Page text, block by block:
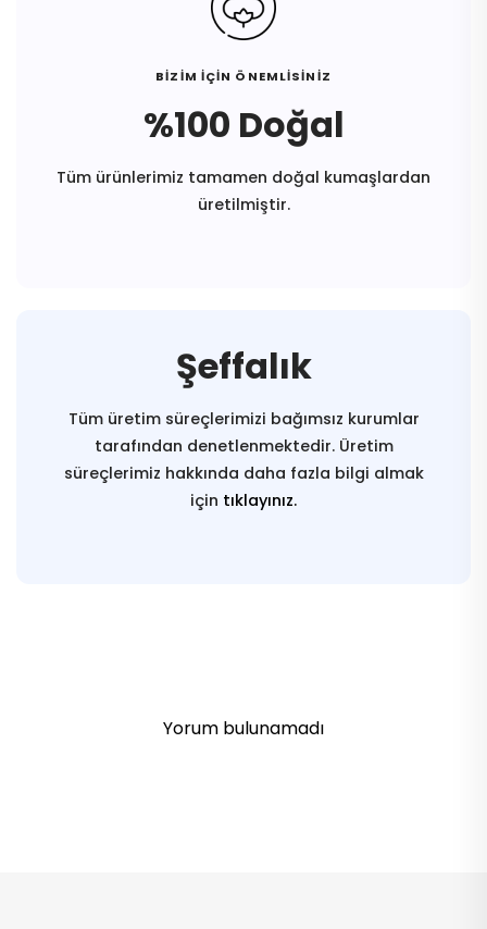
BİZİM İÇİN ÖNEMLİSİNİZ
%100 Doğal
Tüm ürünlerimiz tamamen doğal kumaşlardan
üretilmiştir.
Şeffalık
Tüm üretim süreçlerimizi bağımsız kurumlar
tarafından denetlenmektedir. Üretim
süreçlerimiz hakkında daha fazla bilgi almak
için tıklayınız.
Yorum bulunamadı